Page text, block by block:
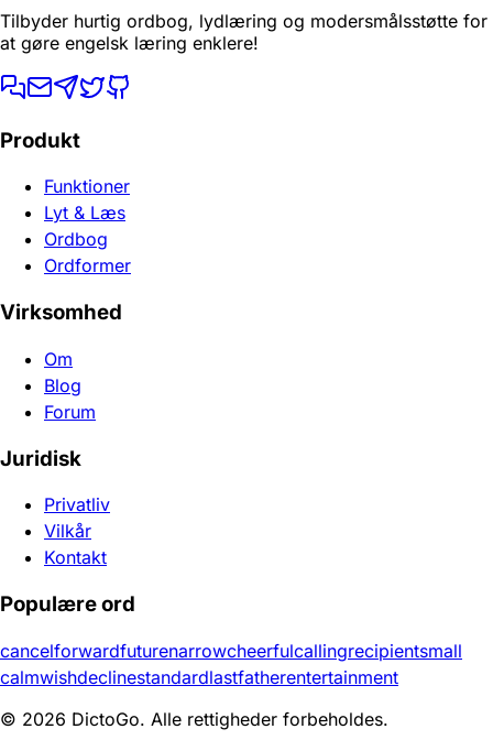
Tilbyder hurtig ordbog, lydlæring og modersmålsstøtte for
at gøre engelsk læring enklere!
Produkt
Funktioner
Lyt & Læs
Ordbog
Ordformer
Virksomhed
Om
Blog
Forum
Juridisk
Privatliv
Vilkår
Kontakt
Populære ord
cancelforwardfuturenarrowcheerfulcallingrecipientsmall
calmwishdeclinestandardlastfatherentertainment
© 2026 DictoGo. Alle rettigheder forbeholdes.